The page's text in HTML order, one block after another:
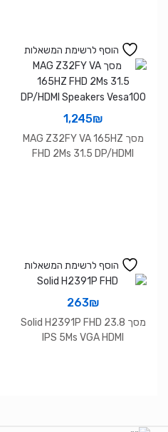
הוסף לרשימת המשאלות
1,245₪
מסך MAG Z32FY VA 165HZ
FHD 2Ms 31.5 DP/HDMI
הוסף לרשימת המשאלות
263₪
מסך Solid H2391P FHD 23.8
IPS 5Ms VGA HDMI